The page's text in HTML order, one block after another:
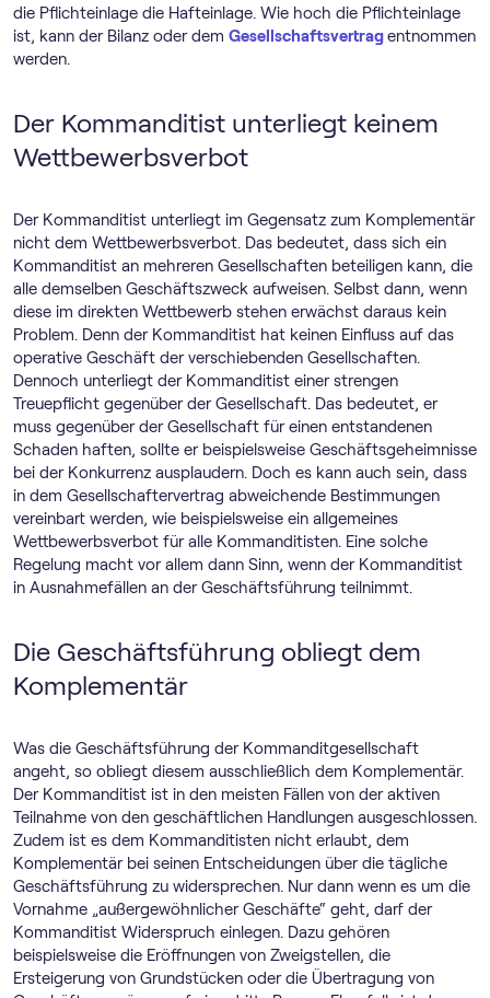
die Pflichteinlage die Hafteinlage. Wie hoch die Pflichteinlage
ist, kann der Bilanz oder dem Gesellschaftsvertragentnommen
werden.
Der Kommanditist unterliegt keinem
Wettbewerbsverbot
Der Kommanditist unterliegt im Gegensatz zum Komplementär
nicht dem Wettbewerbsverbot. Das bedeutet, dass sich ein
Kommanditist an mehreren Gesellschaften beteiligen kann, die
alle demselben Geschäftszweck aufweisen. Selbst dann, wenn
diese im direkten Wettbewerb stehen erwächst daraus kein
Problem. Denn der Kommanditist hat keinen Einfluss auf das
operative Geschäft der verschiebenden Gesellschaften.
Dennoch unterliegt der Kommanditist einer strengen
Treuepflicht gegenüber der Gesellschaft. Das bedeutet, er
muss gegenüber der Gesellschaft für einen entstandenen
Schaden haften, sollte er beispielsweise Geschäftsgeheimnisse
bei der Konkurrenz ausplaudern. Doch es kann auch sein, dass
in dem Gesellschaftervertrag abweichende Bestimmungen
vereinbart werden, wie beispielsweise ein allgemeines
Wettbewerbsverbot für alle Kommanditisten. Eine solche
Regelung macht vor allem dann Sinn, wenn der Kommanditist
in Ausnahmefällen an der Geschäftsführung teilnimmt.
Die Geschäftsführung obliegt dem
Komplementär
Was die Geschäftsführung der Kommanditgesellschaft
angeht, so obliegt diesem ausschließlich dem Komplementär.
Der Kommanditist ist in den meisten Fällen von der aktiven
Teilnahme von den geschäftlichen Handlungen ausgeschlossen.
Zudem ist es dem Kommanditisten nicht erlaubt, dem
Komplementär bei seinen Entscheidungen über die tägliche
Geschäftsführung zu widersprechen. Nur dann wenn es um die
Vornahme „außergewöhnlicher Geschäfte“ geht, darf der
Kommanditist Widerspruch einlegen. Dazu gehören
beispielsweise die Eröffnungen von Zweigstellen, die
Ersteigerung von Grundstücken oder die Übertragung von